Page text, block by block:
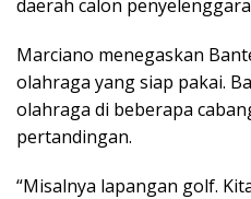
daerah calon
Marciano menegaskan
olahraga yang siap pakai.
olahraga di beberapa
pertandingan.
“Misalnya lapangan golf.